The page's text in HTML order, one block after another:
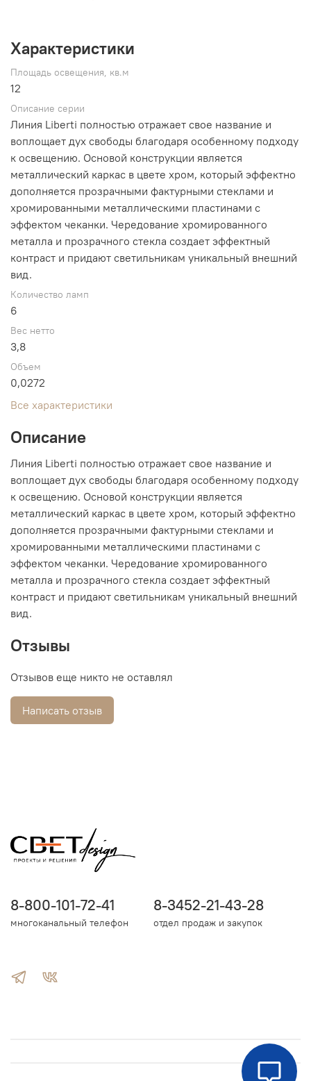
Характеристики
Площадь освещения, кв.м
12
Описание серии
Линия Liberti полностью отражает свое название и
воплощает дух свободы благодаря особенному подходу
к освещению. Основой конструкции является
металлический каркас в цвете хром, который эффектно
дополняется прозрачными фактурными стеклами и
хромированными металлическими пластинами с
эффектом чеканки. Чередование хромированного
металла и прозрачного стекла создает эффектный
контраст и придают светильникам уникальный внешний
вид.
Количество ламп
6
Вес нетто
3,8
Объем
0,0272
Все характеристики
Описание
Линия Liberti полностью отражает свое название и
воплощает дух свободы благодаря особенному подходу
к освещению. Основой конструкции является
металлический каркас в цвете хром, который эффектно
дополняется прозрачными фактурными стеклами и
хромированными металлическими пластинами с
эффектом чеканки. Чередование хромированного
металла и прозрачного стекла создает эффектный
контраст и придают светильникам уникальный внешний
вид.
Отзывы
Отзывов еще никто не оставлял
Написать отзыв
8-800-101-72-41
многоканальный телефон
8-3452-21-43-28
отдел продаж и закупок